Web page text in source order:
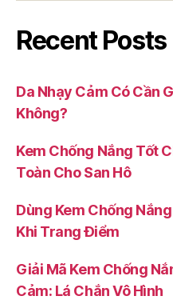
Recent Posts
Da Nhạy Cảm Có Cần
Không?
Kem Chống Nắng Tốt
Toàn Cho San Hô
Dùng Kem Chống
Khi Trang Điểm
Giải Mã Kem Chống
Cảm: Lá Chắn Vô Hình